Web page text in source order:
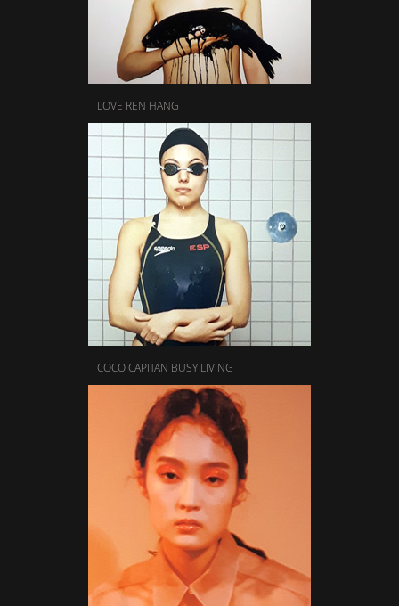
LOVE REN HANG
COCO CAPITAN BUSY LIVING